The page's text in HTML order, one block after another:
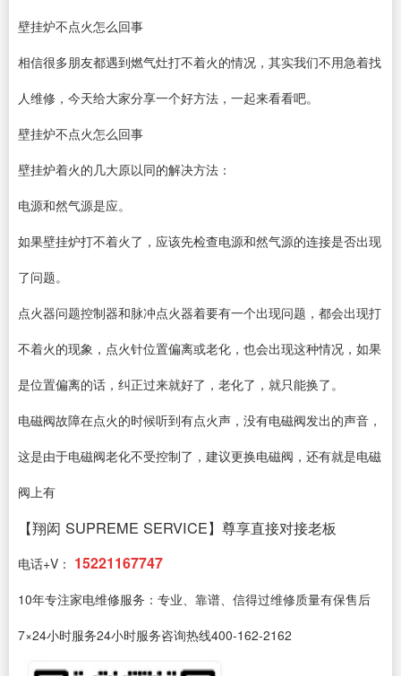
壁挂炉不点火怎么回事
相信很多朋友都遇到燃气灶打不着火的情况，其实我们不用急着找
人维修，今天给大家分享一个好方法，一起来看看吧。
壁挂炉不点火怎么回事
壁挂炉着火的几大原以同的解决方法：
电源和然气源是应。
如果壁挂炉打不着火了，应该先检查电源和然气源的连接是否出现
了问题。
点火器问题控制器和脉冲点火器着要有一个出现问题，都会出现打
不着火的现象，点火针位置偏离或老化，也会出现这种情况，如果
是位置偏离的话，纠正过来就好了，老化了，就只能换了。
电磁阀故障在点火的时候听到有点火声，没有电磁阀发出的声音，
这是由于电磁阀老化不受控制了，建议更换电磁阀，还有就是电磁
阀上有
【翔闳 SUPREME SERVICE】尊享直接对接老板
电话+V： 15221167747
10年专注家电维修服务：专业、靠谱、信得过维修质量有保售后
7×24小时服务24小时服务咨询热线400-162-2162